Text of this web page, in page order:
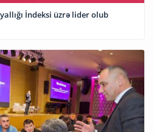
İndeksi üzrə lider olub